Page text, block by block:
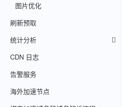
图片优化
刷新预取
统计分析
CDN 日志
告警服务
海外加速节点